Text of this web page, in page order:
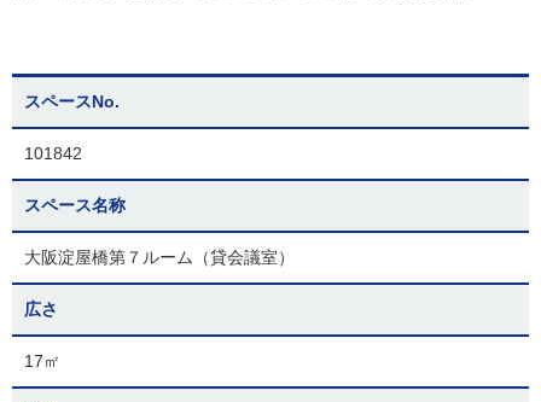
スペースNo.
101842
スペース名称
大阪淀屋橋第７ルーム（貸会議室）
広さ
17㎡